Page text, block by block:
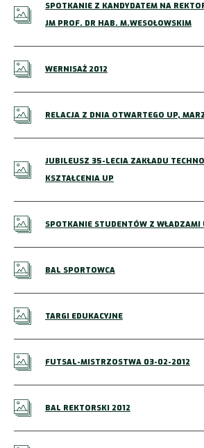
SPOTKANIE Z KANDYDATEM NA
JM PROF. DR HAB. M.WESOŁOWSKIM
WERNISAŻ 2012
RELACJA Z DNIA OTWARTEGO UP,
JUBILEUSZ 35-LECIA ZAKŁADU
KSZTAŁCENIA UP
SPOTKANIE STUDENTÓW Z WŁADZAMI
BAL SPORTOWCA
TARGI EDUKACYJNE
FUTSAL-MISTRZOSTWA 03-02-2012
BAL REKTORSKI 2012